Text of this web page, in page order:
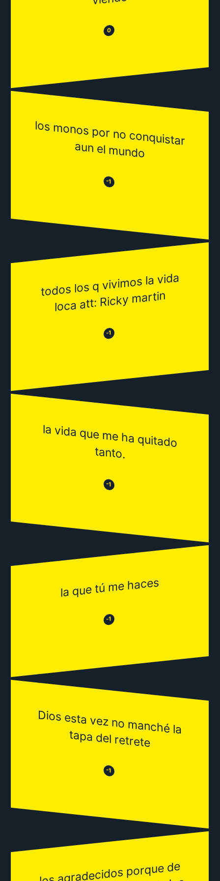
😒 0 😂
los m
onos por no conquistar
aun el m
undo
😒 -1 😂
todos los q vivi
mos la vida
loca att: Ricky
martin
😒 -1 😂
la vida que m
e ha quitado
tanto.
😒 -1 😂
la que tú me haces
😒 -1 😂
Dios esta vez no m
anché la
tapa del retrete
😒 -1 😂
los agradecidos porque de